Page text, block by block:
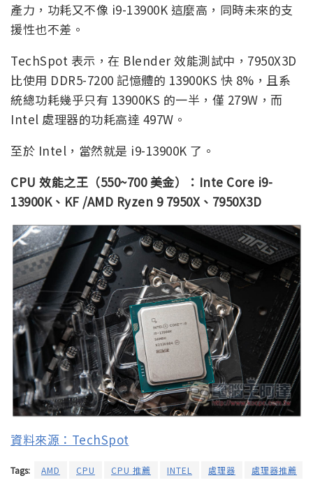
產力，功耗又不像 i9-13900K 這麼高，同時未來的支
援性也不差。
TechSpot 表示，在 Blender 效能測試中，7950X3D
比使用 DDR5-7200 記憶體的 13900KS 快 8%，且系
統總功耗幾乎只有 13900KS 的一半，僅 279W，而
Intel 處理器的功耗高達 497W。
至於 Intel，當然就是 i9-13900K 了。
CPU 效能之王（550~700 美金）：Inte Core i9-
13900K、KF /AMD Ryzen 9 7950X、7950X3D
資料來源：TechSpot
Tags: AMD CPU CPU 推薦 INTEL 處理器 處理器推薦